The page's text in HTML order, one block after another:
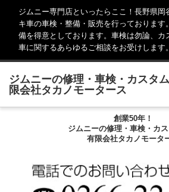
ジムニー専門店といったらここ！長野県岡
キ車の車検・整備・販売を行っております
備を得意としております。車検は勿論、カ
車に関するあらゆるご相談をお受けします。
創業50年！
ジムニーの修理・車検・カ
有限会社タカノモータ